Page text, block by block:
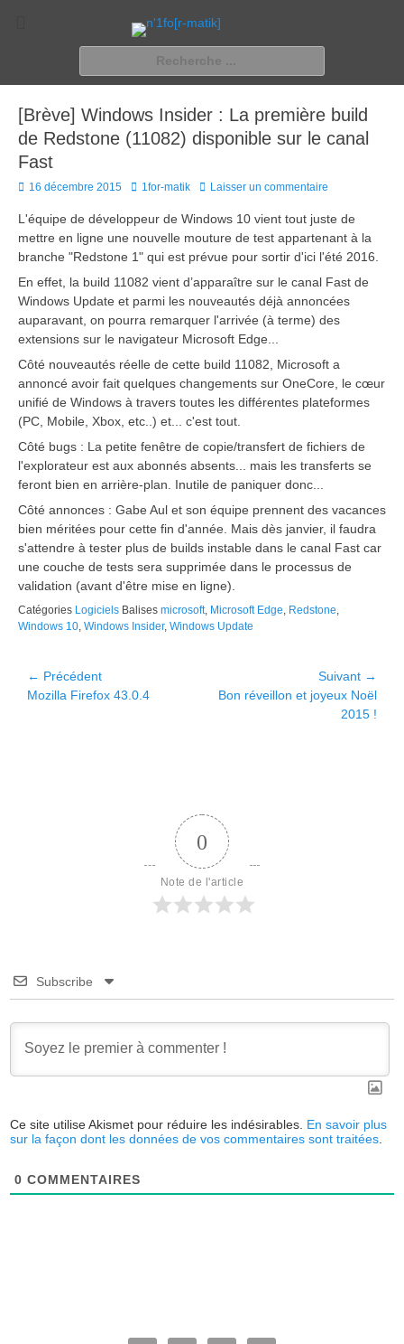
n'1fo[r-matik]
Pour les nymphos d'infos en info…
[Brève] Windows Insider : La première build
de Redstone (11082) disponible sur le canal
Fast
Posted
16 décembre 2015 Author
1for-matik Laisser un commentaire
L'équipe de développeur de Windows 10 vient tout juste de
mettre en ligne une nouvelle mouture de test appartenant à la
branche "Redstone 1" qui est prévue pour sortir d'ici l'été 2016.
En effet, la build 11082 vient d’apparaître sur le canal Fast de
Windows Update et parmi les nouveautés déjà annoncées
auparavant, on pourra remarquer l'arrivée (à terme) des
extensions sur le navigateur Microsoft Edge...
Côté nouveautés réelle de cette build 11082, Microsoft a
annoncé avoir fait quelques changements sur OneCore, le cœur
unifié de Windows à travers toutes les différentes plateformes
(PC, Mobile, Xbox, etc..) et... c'est tout.
Côté bugs : La petite fenêtre de copie/transfert de fichiers de
l'explorateur est aux abonnés absents... mais les transferts se
feront bien en arrière-plan. Inutile de paniquer donc...
Côté annonces : Gabe Aul et son équipe prennent des vacances
bien méritées pour cette fin d'année. Mais dès janvier, il faudra
s'attendre à tester plus de builds instable dans le canal Fast car
une couche de tests sera supprimée dans le processus de
validation (avant d'être mise en ligne).
Catégories Logiciels Balises microsoft, Microsoft Edge, Redstone,
Windows 10, Windows Insider, Windows Update
Navigation
de
← Précédent
Article
Mozilla Firefox 43.0.4
Suivant →
Article
Bon réveillon et joyeux Noël
2015 !
0
Note de l'article
Subscribe
Ce site utilise Akismet pour réduire les indésirables. En savoir plus
sur la façon dont les données de vos commentaires sont traitées
0 COMMENTAIRES